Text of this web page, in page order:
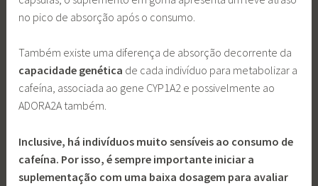
no pico de absorção após o consumo.
Também existe uma diferença de absorção decorrente da
capacidade genética de cada indivíduo para metabolizar a
cafeína, associada ao gene CYP1A2 e possivelmente ao
ADORA2A também.
Inclusive, há indivíduos muito sensíveis ao consumo de
cafeína. Por isso, é sempre importante iniciar a
suplementação com uma baixa dosagem para avaliar